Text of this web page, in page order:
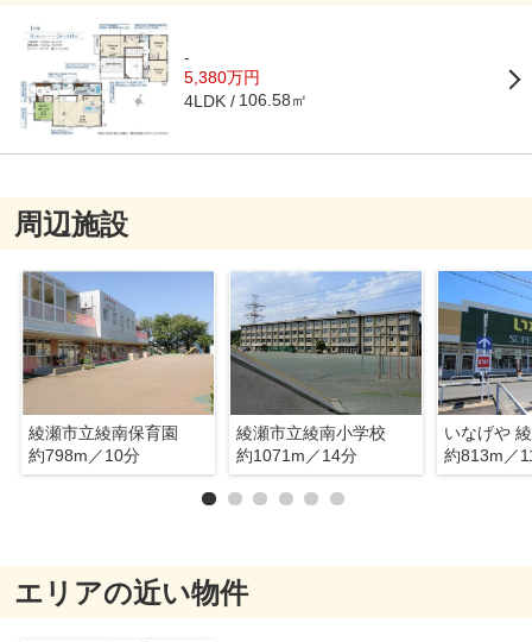
-
5,380万円
4LDK 106.58㎡
周辺施設
綾瀬市立綾南保育園
約798m／10分
綾瀬市立綾南小学校
約1071m／14分
約813m／
エリアの近い物件